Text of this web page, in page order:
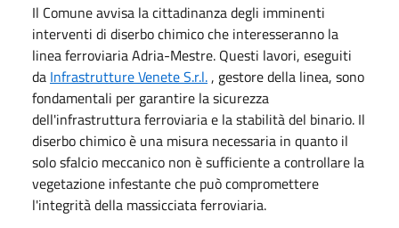
Il Comune avvisa la cittadinanza degli imminenti
interventi di diserbo chimico che interesseranno la
linea ferroviaria Adria-Mestre. Questi lavori, eseguiti
da Infrastrutture Venete S.r.l. , gestore della linea, sono
fondamentali per garantire la sicurezza
dell'infrastruttura ferroviaria e la stabilità del binario. Il
diserbo chimico è una misura necessaria in quanto il
solo sfalcio meccanico non è sufficiente a controllare la
vegetazione infestante che può compromettere
l'integrità della massicciata ferroviaria.